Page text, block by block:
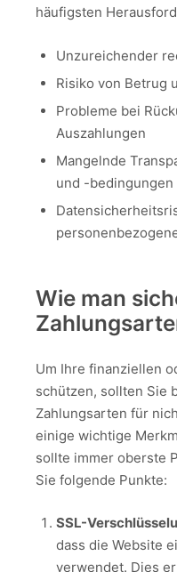
häufigsten
Unzureichender
Risiko von Betrug
Probleme bei
Auszahlungen
Mangelnde
und -bedingungen
Wie man
Um Ihre finanziellen
schützen, sollten Sie
Zahlungsarten für
einige wichtige
sollte immer oberste
Sie folgende Punkte:
SSL-
dass die Website
verwendet. Dies